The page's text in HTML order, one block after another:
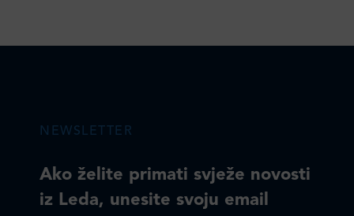
NEWSLETTER
Ako želite primati svježe novosti
iz Leda, unesite svoju email